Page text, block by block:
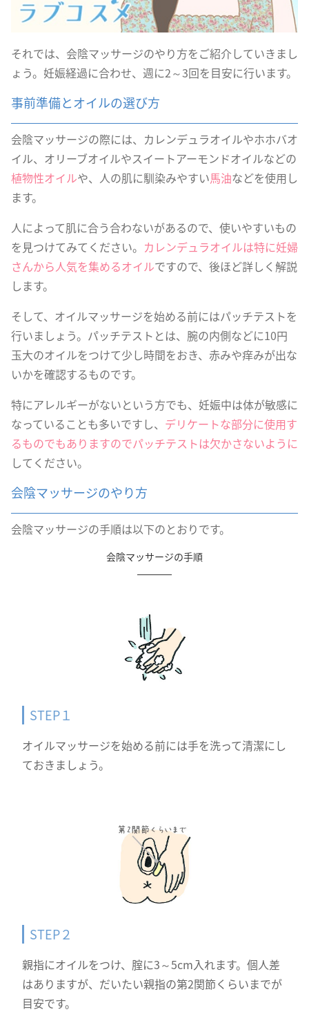
それでは、会陰マッサージのやり方をご紹介していきまし
ょう。妊娠経過に合わせ、週に2～3回を目安に行います。
事前準備とオイルの選び方
会陰マッサージの際には、カレンデュラオイルやホホバオ
イル、オリーブオイルやスイートアーモンドオイルなどの
植物性オイルや、人の肌に馴染みやすい馬油などを使用し
ます。
人によって肌に合う合わないがあるので、使いやすいもの
を見つけてみてください。 カレンデュラオイルは特に妊婦
さんから人気を集めるオイルですので、後ほど詳しく解説
します。
そして、オイルマッサージを始める前にはパッチテストを
行いましょう。パッチテストとは、腕の内側などに10円
玉大のオイルをつけて少し時間をおき、赤みや痒みが出な
いかを確認するものです。
特にアレルギーがないという方でも、妊娠中は体が敏感に
なっていることも多いですし、 デリケートな部分に使用す
るものでもありますのでパッチテストは欠かさないように
してください。
会陰マッサージのやり方
会陰マッサージの手順は以下のとおりです。
会陰マッサージの手順
STEP１
オイルマッサージを始める前には手を洗って清潔にし
ておきましょう。
STEP２
親指にオイルをつけ、腟に3～5cm入れます。個人差
はありますが、だいたい親指の第2関節くらいまでが
目安です。